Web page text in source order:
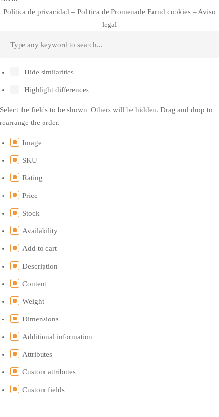
Política de privacidad – Política de Promenade Earnd cookies – Aviso
legal
Hide similarities
Highlight differences
Select the fields to be shown. Others will be hidden. Drag and drop to
rearrange the order.
Image
SKU
Rating
Price
Stock
Availability
Add to cart
Description
Content
Weight
Dimensions
Additional information
Attributes
Custom attributes
Custom fields